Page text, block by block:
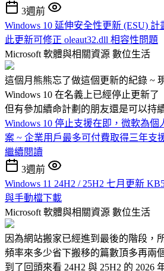
3週前
Windows 10 延伸安全性更新 (ESU)
此更新可修正 oleaut32.dll 相容性問題
Microsoft 軟體與相關資源 數位生活
這個月熊熊忘了做這個更新的紀錄 ~
Windows 10 在名義上已經停止更新了
但有參加續命計劃的朋友還是可以持
Windows 10 停止支援在即，微軟為
案 ~ 企業用戶最多可付費取得三年支
繼續閱讀
3週前
Windows 11 24H2 / 25H2 七月更新
與手動檔下載
Microsoft 軟體與相關資源 數位生活
因為網站搬家已經進到最後的階段，
頻率來多少省下搬移的篇數頂多再兩
到了回頭來看 24H2 與 25H2 的 2026